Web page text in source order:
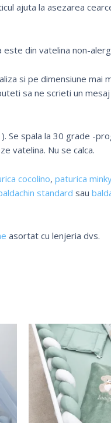
ajuta la asezarea
din vatelina non-
si pe dimensiune mai
sa ne scrieti un
Se spala la 30 grade -
vatelina. Nu se calca.
cocolino, paturica
standard sau
asortat cu lenjeria dvs.